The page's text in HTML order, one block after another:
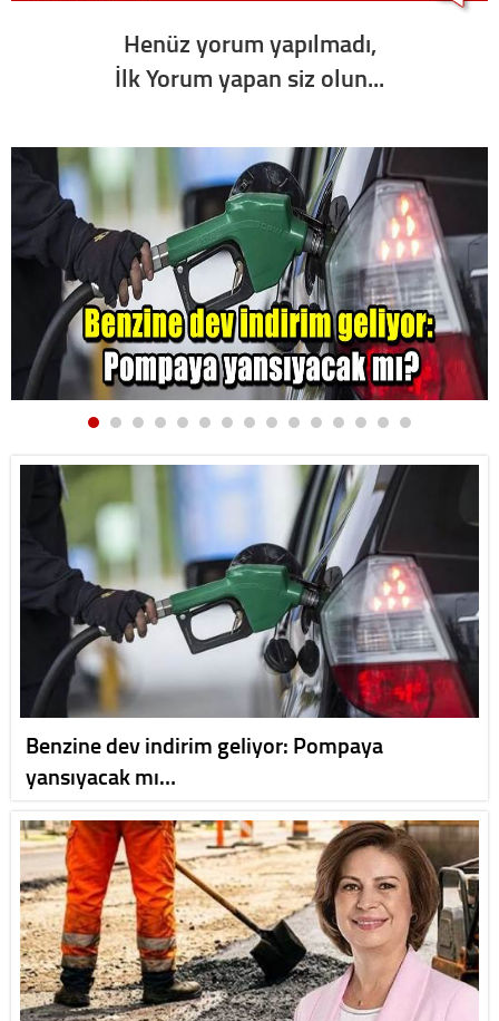
Henüz yorum yapılmadı,
İlk Yorum yapan siz olun...
Benzine dev indirim geliyor: Pompaya
yansıyacak mı…